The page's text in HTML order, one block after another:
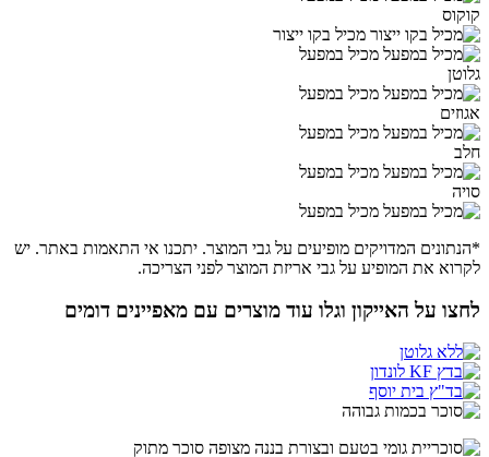
קוקוס
מכיל בקו ייצור
מכיל במפעל
גלוטן
מכיל במפעל
אגוזים
מכיל במפעל
חלב
מכיל במפעל
סויה
מכיל במפעל
*הנתונים המדויקים מופיעים על גבי המוצר. יתכנו אי התאמות באתר. יש
לקרוא את המופיע על גבי אריזת המוצר לפני הצריכה.
לחצו על האייקון וגלו עוד מוצרים עם מאפיינים דומים